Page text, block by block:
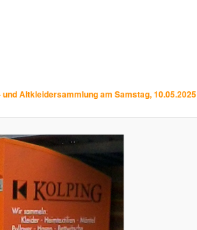
Altkleidersammlung am Samstag, 10.05.2025